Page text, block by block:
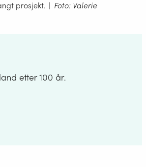
prosjekt. | Foto: Valerie
etter 100 år.